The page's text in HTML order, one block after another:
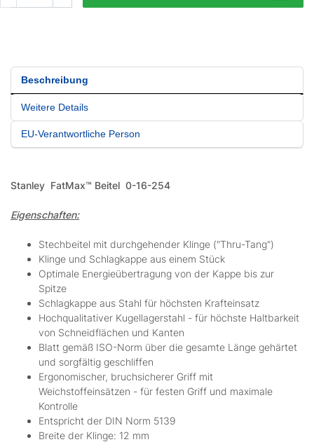
Beschreibung
Weitere Details
EU-Verantwortliche Person
Stanley FatMax™ Beitel 0-16-254
Eigenschaften:
Stechbeitel mit durchgehender Klinge ("Thru-Tang")
Klinge und Schlagkappe aus einem Stück
Optimale Energieübertragung von der Kappe bis zur
Spitze
Schlagkappe aus Stahl für höchsten Krafteinsatz
Hochqualitativer Kugellagerstahl - für höchste Haltbarkeit
von Schneidflächen und Kanten
Blatt gemäß ISO-Norm über die gesamte Länge gehärtet
und sorgfältig geschliffen
Ergonomischer, bruchsicherer Griff mit
Weichstoffeinsätzen - für festen Griff und maximale
Kontrolle
Entspricht der DIN Norm 5139
Breite der Klinge: 12 mm